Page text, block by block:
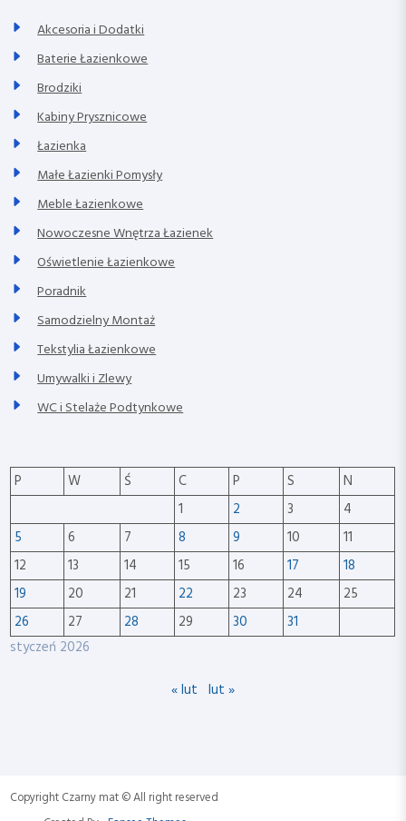
Akcesoria i Dodatki
Baterie Łazienkowe
Brodziki
Kabiny Prysznicowe
Łazienka
Małe Łazienki Pomysły
Meble Łazienkowe
Nowoczesne Wnętrza Łazienek
Oświetlenie Łazienkowe
Poradnik
Samodzielny Montaż
Tekstylia Łazienkowe
Umywalki i Zlewy
WC i Stelaże Podtynkowe
styczeń 2026
P W Ś C P S
N
1
2 3
4
5
6 7 8 9 10
11
12
13 14 15 16 17
18
19
20 21 22 23 24
25
26
27 28 29 30 31
« lut lut »
Copyright Czarny mat © All right reserved